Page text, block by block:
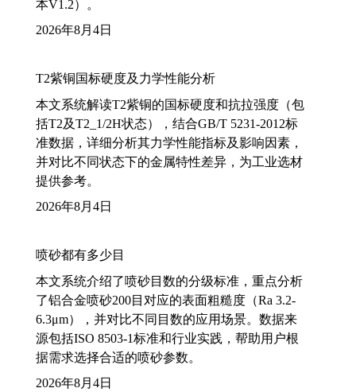
本V1.2）。
2026年8月4日
T2紫铜国标硬度及力学性能分析
本文系统解读T2紫铜的国标硬度和抗拉强度（包
括T2及T2_1/2H状态），结合GB/T 5231-2012标
准数据，详细分析其力学性能指标及影响因素，
并对比不同状态下的金属特性差异，为工业选材
提供参考。
2026年8月4日
喷砂都有多少目
本文系统介绍了喷砂目数的分级标准，重点分析
了铝合金喷砂200目对应的表面粗糙度（Ra 3.2-
6.3μm），并对比不同目数的应用场景。数据来
源包括ISO 8503-1标准和行业实践，帮助用户根
据需求选择合适的喷砂参数。
2026年8月4日